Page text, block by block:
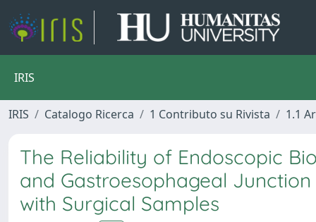
IRIS
IRIS Catalogo Ricerca 1 Contributo su Rivista 1.1
The Reliability of Endoscopic
and Gastroesophageal
with Surgical Samples